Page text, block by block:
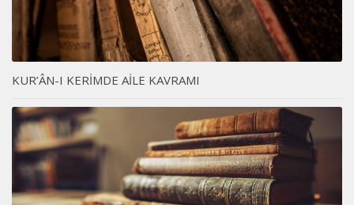
KUR’ÂN-I KERİMDE AİLE KAVRAMI